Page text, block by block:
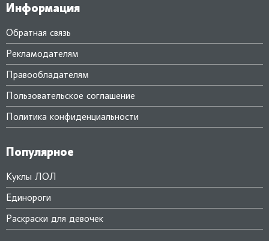
Информация
Обратная связь
Рекламодателям
Правообладателям
Пользовательское соглашение
Политика конфиденциальности
Популярное
Куклы ЛОЛ
Единороги
Раскраски для девочек